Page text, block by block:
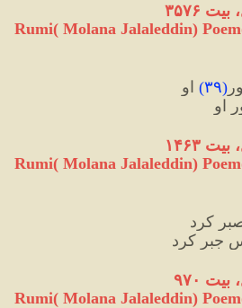
۳۵۷۶
Rumi( Molana Jalaleddin)
(۳۹) او
او
۱۴۶۳
Rumi( Molana Jalaleddin)
جبر کرد
۹۷۰
Rumi( Molana Jalaleddin)